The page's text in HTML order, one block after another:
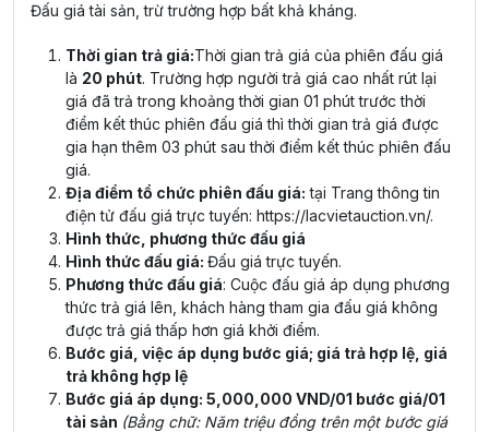
Đấu giá tài sản, trừ trường hợp bất khả kháng.
Thời gian trả giá:Thời gian trả giá của phiên đấu giá
là 20 phút. Trường hợp người trả giá cao nhất rút lại
giá đã trả trong khoảng thời gian 01 phút trước thời
điểm kết thúc phiên đấu giá thì thời gian trả giá được
gia hạn thêm 03 phút sau thời điểm kết thúc phiên đấu
giá.
Địa điểm tổ chức phiên đấu giá: tại Trang thông tin
điện tử đấu giá trực tuyến: https://lacvietauction.vn/.
Hình thức, phương thức đấu giá
Hình thức đấu giá: Đấu giá trực tuyến.
Phương thức đấu giá: Cuộc đấu giá áp dụng phương
thức trả giá lên, khách hàng tham gia đấu giá không
được trả giá thấp hơn giá khởi điểm.
Bước giá, việc áp dụng bước giá; giá trả hợp lệ, giá
trả không hợp lệ
Bước giá áp dụng: 5,000,000 VND/01 bước giá/01
tài sản (Bằng chữ: Năm triệu đồng trên một bước giá